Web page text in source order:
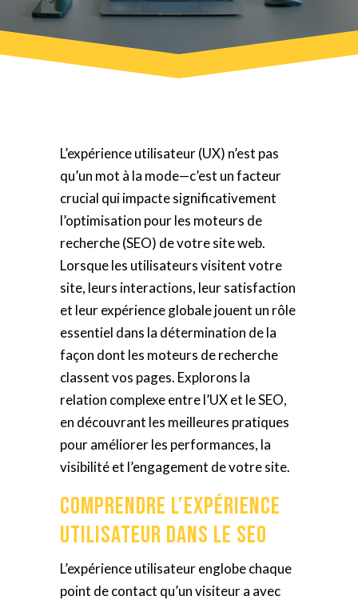
L’expérience utilisateur (UX) n’est pas
qu’un mot à la mode—c’est un facteur
crucial qui impacte significativement
l’optimisation pour les moteurs de
recherche (SEO) de votre site web.
Lorsque les utilisateurs visitent votre
site, leurs interactions, leur satisfaction
et leur expérience globale jouent un rôle
essentiel dans la détermination de la
façon dont les moteurs de recherche
classent vos pages. Explorons la
relation complexe entre l’UX et le SEO,
en découvrant les meilleures pratiques
pour améliorer les performances, la
visibilité et l’engagement de votre site.
Comprendre l’Expérience
Utilisateur dans le SEO
L’expérience utilisateur englobe chaque
point de contact qu’un visiteur a avec